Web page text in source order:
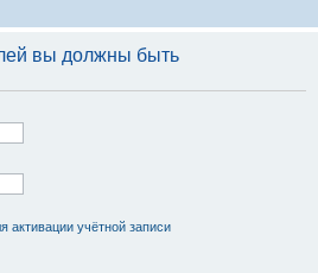
вы должны быть
активации учётной записи